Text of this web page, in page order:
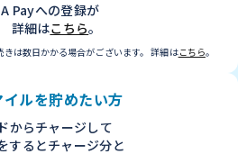
Payへの登録が
詳細はこちら。
きは数日かかる場合がございます。 詳細はこちら。
ルを貯めたい方
からチャージして
するとチャージ分と